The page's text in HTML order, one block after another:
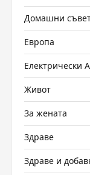
Домашни
Европа
Електрически
Живот
За жената
Здраве
Здраве и